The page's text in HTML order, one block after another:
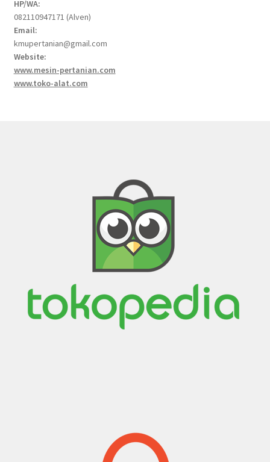
HP/WA:
082110947171 (Alven)
Email:
kmupertanian@gmail.com
Website:
www.mesin-pertanian.com
www.toko-alat.com